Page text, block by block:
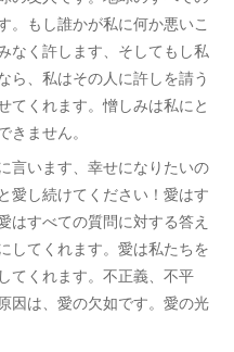
。もし誰かが私に何か悪いこ
なく許します、そしてもし私
ら、私はその人に許しを請う
てくれます。憎しみは私にと
ません。
言います、幸せになりたいの
愛し続けてください！愛はす
はすべての質問に対する答え
してくれます。愛は私たちを
てくれます。不正義、不平
因は、愛の欠如です。愛の光